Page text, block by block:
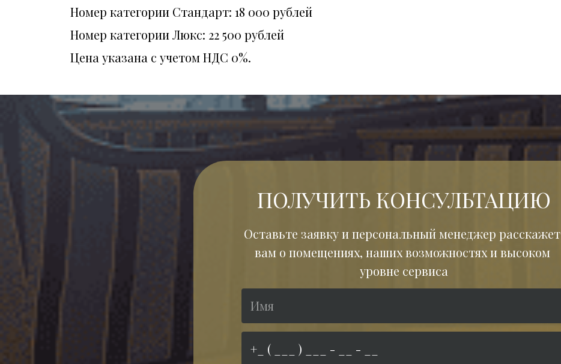
Номер категории Стандарт: 18 000 рублей
Номер категории Люкс: 22 500 рублей
Цена указана с учетом НДС 0%.
ПОЛУЧИТЬ КОНСУЛЬТАЦИЮ
Оставьте заявку и персональный менеджер расскажет
вам о помещениях, наших возможностях и высоком
уровне сервиса